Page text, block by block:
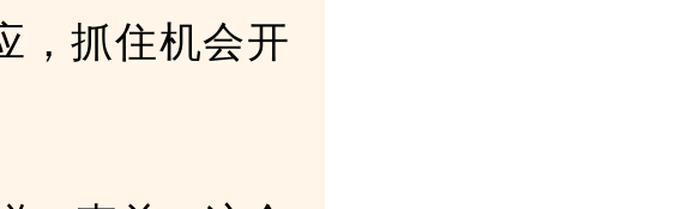
，抓住机会开